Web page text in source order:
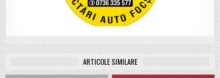
ARTICOLE SIMILARE